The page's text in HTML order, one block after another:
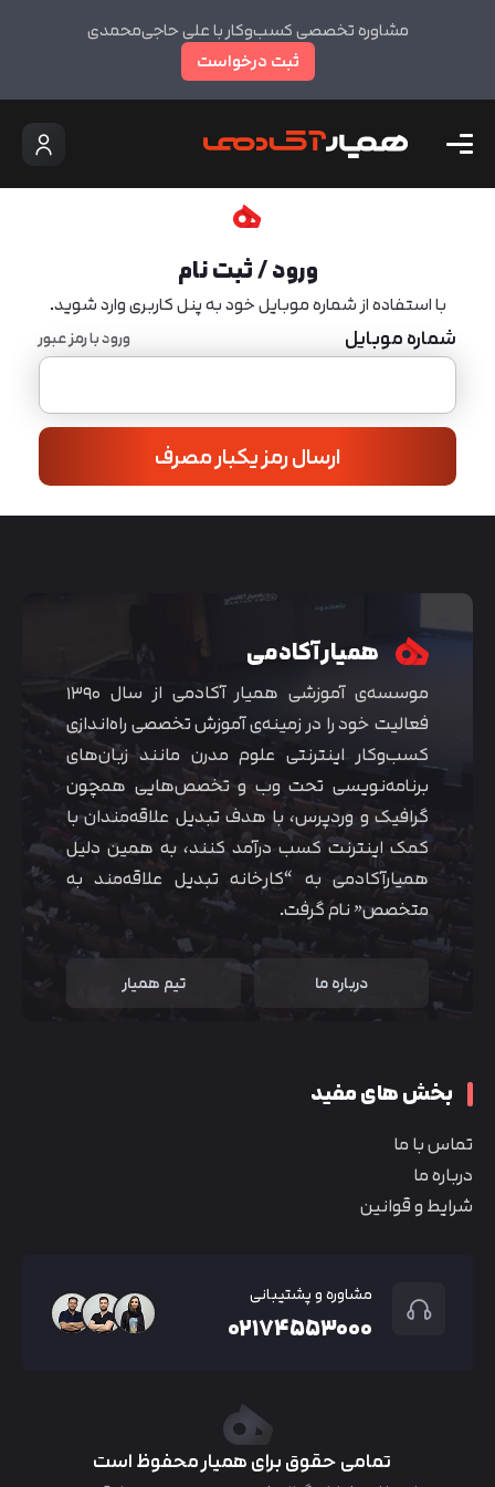
مشاوره تخصصی کسب‌وکار با علی حاجی‌محمدی
ثبت درخواست
ورود / ثبت نام
با استفاده از شماره موبایل خود به پنل کاربری وارد شوید.
شماره موبایل ورود با رمز عبور
ارسال رمز یکبار مصرف
همیار آکادمی
موسسه‌ی آموزشی همیار آکادمی از سال ۱۳۹۰
فعالیت خود را در زمینه‌ی آموزش تخصصی راه‌اندازی
کسب‌و‌کار اینترنتی علوم مدرن مانند زبان‌های
برنامه‌نویسی تحت وب و تخصص‌هایی همچون
گرافیک و وردپرس، با هدف تبدیل علاقه‌مندان با
کمک اینترنت کسب درآمد کنند، به همین دلیل
همیارآکادمی به “کارخانه تبدیل علاقه‌مند به
متخصص” نام گرفت.
درباره ما تیم همیار
بخش های مفید
تماس با ما
درباره ما
شرایط و قوانین
مشاوره و پشتیبانی
۰۲۱۷۴۵۵۳۰۰۰
تمامی حقوق برای همیار محفوظ است
متوجه شدم